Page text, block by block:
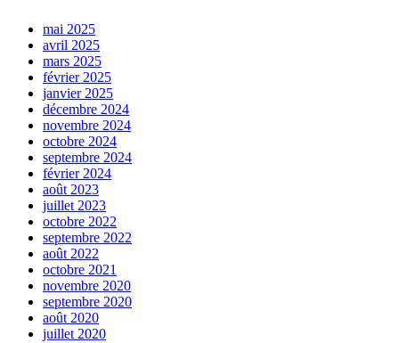
mai 2025
avril 2025
mars 2025
février 2025
janvier 2025
décembre 2024
novembre 2024
octobre 2024
septembre 2024
février 2024
août 2023
juillet 2023
octobre 2022
septembre 2022
août 2022
octobre 2021
novembre 2020
septembre 2020
août 2020
juillet 2020